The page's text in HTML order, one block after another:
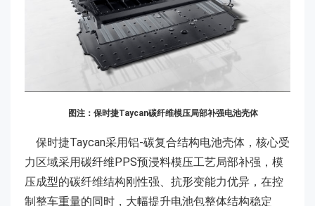
图注：保时捷Taycan碳纤维模压局部补强电池壳体
保时捷Taycan采用铝-碳复合结构电池壳体，核心受
力区域采用碳纤维PPS预浸料模压工艺局部补强，模
压成型的碳纤维结构刚性强、抗形变能力优异，在控
制整车重量的同时，大幅提升电池包整体结构稳定